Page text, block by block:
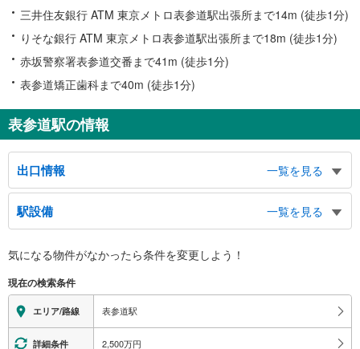
三井住友銀行 ATM 東京メトロ表参道駅出張所まで14m (徒歩1分)
りそな銀行 ATM 東京メトロ表参道駅出張所まで18m (徒歩1分)
赤坂警察署表参道交番まで41m (徒歩1分)
表参道矯正歯科まで40m (徒歩1分)
表参道駅の情報
出口情報
一覧を見る
Ａ１出口
オーク表参道、バスのりば、日本看護協会、三菱ＵＦＪ銀行、表参道、神宮前
５・６丁目
Ａ２出口
神宮前小学校、表参道、神宮前４丁目
Ａ３出口
表参道交差点、表参道交番、バスのりば、青山児童館、表参道、青山通り、北
青山３丁目（外苑側）、神宮前３・４丁目
駅設備
一覧を見る
※段差なしでの移動経路
地上⇔改札⇔ホーム：○
エレベータ
［銀座線］［半蔵門線］
・各ホーム⇔改札
気になる物件がなかったら条件を変更しよう！
現在の検索条件
エリア/路線 表参道駅
詳細条件 2,500万円